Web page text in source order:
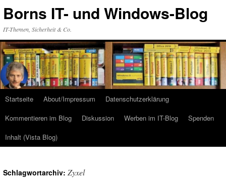
Inhalt
Borns IT- und Windows-Blog
IT-Themen, Sicherheit & Co.
Startseite About/Impressum
Datenschutzerklärung
Kommentieren im Blog
Diskussion Werben im IT-Blog
Spenden
Inhalt (Vista Blog)
Schlagwortarchiv: Zyxel